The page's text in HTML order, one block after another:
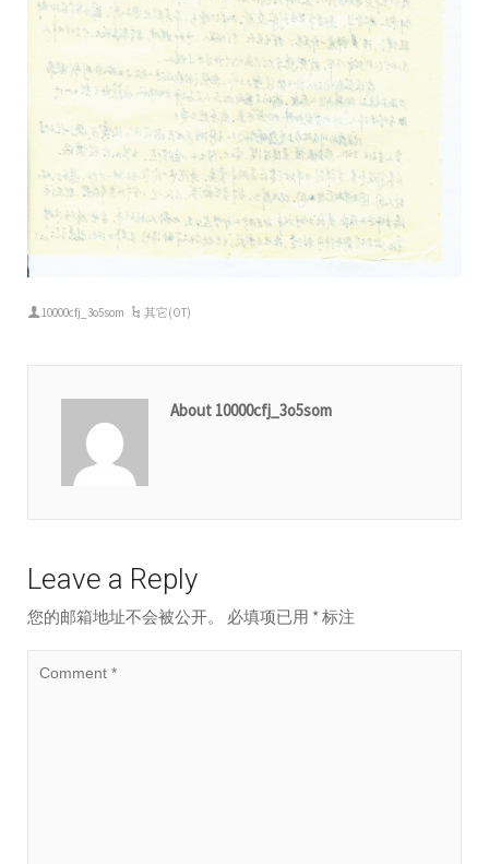
10000cfj_3o5som 其它(OT)
About 10000cfj_3o5som
Leave a Reply
您的邮箱地址不会被公开。 必填项已用 *标注